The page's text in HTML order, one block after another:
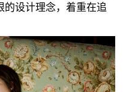
的设计理念，着重在追